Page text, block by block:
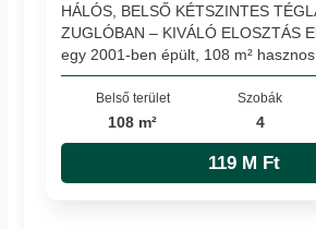
HÁLÓS, BELSŐ KÉTSZINTES
ZUGLÓBAN – KIVÁLÓ ELOSZTÁS
egy 2001-ben épült, 108 m² hasznos
Belső terület
108 m²
Szobák
4
119 M Ft